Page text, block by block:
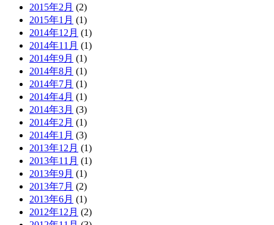
2015年2月 (2)
2015年1月 (1)
2014年12月 (1)
2014年11月 (1)
2014年9月 (1)
2014年8月 (1)
2014年7月 (1)
2014年4月 (1)
2014年3月 (3)
2014年2月 (1)
2014年1月 (3)
2013年12月 (1)
2013年11月 (1)
2013年9月 (1)
2013年7月 (2)
2013年6月 (1)
2012年12月 (2)